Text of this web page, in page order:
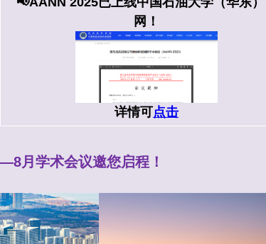
网！
详情可点击
月学术会议邀您启程！